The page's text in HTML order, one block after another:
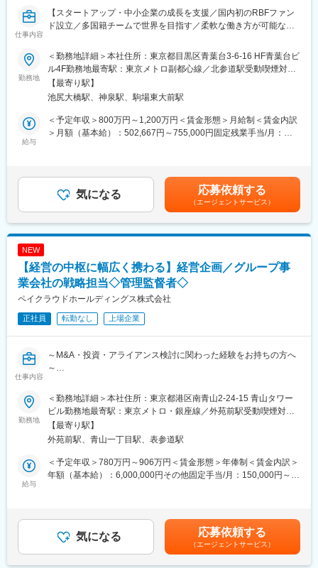
・キャリア形成支援およびマネジメント層の育成
・現場課題の把握、改善提案および実行
◎組織改革・組織開発
・管理職マネジメントの強化
・評価制度の浸透および運用改善
・組織課題の発見と改善施策の立案・推進
・拠点全体のエンゲージメント向上施策の企画・実行
・継続的な事業成長を見据えた組織基盤の構築
活躍いただくことを想定しています。
■組織構成：営業部5名、エンジニア約180～200名（協力会社含
に携われます。
・営業・SES双方の組織を統括し、大きな裁量を持って組織づく
りを推進できます。
ため、経営視点でのキャリア形成が可能です。
変更の範囲：会社の定める業務
仕事内容
【スタートアップ・中小企業の成長を支援／国内初のRBFファン
ド設立／多国籍チームで世界を目指す／柔軟な働き方が可能な環
■職務概要：
当社の管理部門責任者候補として、コーポレート業務全般の推
進・体制強化をお任せします。CFOや関連メンバー、外部リソー
スと連携しながら、経理・財務、法務、会議体運営、規程整備、
自動化推進、上場準備対応など幅広い業務をディレクション・実
行いただきます。事業成長に不可欠な基盤構築を担い、組織全体
・財務・経理・労務の月次業務の管理、決算業務（月次・四半
期・年次）、資金管理（支払・入金）
・契約書や文書管理、社外専門家（税理士・社労士・弁護士等）
・他部署との連携・協力体制構築
・上場準備、IR対応、証券会社・監査法人との折衝、SO設計・管
理
■扱うサービス：
トフォーム「Yoii Fuel」や、RBFファンド事業の管理部門運営
・CFO以下計5名となります。
■業務の魅力：
・国内初のRBFファンド設立など新規性の高い事業に携われ、組
■就業環境：
・成長企業を資金面から支援するミッションのもと、多様な専門
性と国際色豊かなメンバーが集まる挑戦的な環境です。
勤務地
＜勤務地詳細＞本社住所：東京都目黒区青葉台3-6-16 HF青葉台ビ
ル4F勤務地最寄駅：東京メトロ副都心線／北参道駅受動喫煙対
策：屋内全面禁煙変更の範囲：会社の定める事業所（リモートワ
ーク含む）
【最寄り駅】
池尻大橋駅、神泉駅、駒場東大前駅
給与
＜予定年収＞800万円～1,200万円＜賃金形態＞月給制＜賃金内訳
＞月額（基本給）：502,667円～755,000円固定残業手当/月：
ご経験・スキルによって決定賃金はあくまでも目安の金額であ
り、選考を通じて上下する可能性があります。月給(月額)は固定手
当を含めた表記です。
気になる 応募依頼する
（エージェントサービス）
NEW
【経営の中枢に幅広く携わる】経営企画／グループ事
業会社の戦略担当◇管理監督者◇
ペイクラウドホールディングス株式会社
正社員 転勤なし 上場企業
仕事内容
～M&A・投資・アライアンス検討に関わった経験をお持ちの方へ
～
■募集背景
・グループ拡大に伴う、子会社の経営管理・戦略機能の強化
・経営層と並走して中長期の事業成長を牽引する専任ポジション
の新設
■業務概要
ペイクラウドホールディングスは、グループ各社の経営・事業を
年間取扱高1兆円を超える「独自Pay」の発行支援を核に、デジタ
ルサイネージや販促ツールを組み合わせた「集客から決済までの
勤務地
＜勤務地詳細＞本社住所：東京都港区南青山2-24-15 青山タワー
ビル勤務地最寄駅：東京メトロ・銀座線／外苑前駅受動喫煙対
策：敷地内全面禁煙変更の範囲：会社の定める事業所（リモート
ワーク含む）
【最寄り駅】
外苑前駅、青山一丁目駅、表参道駅
給与
＜予定年収＞780万円～906万円＜賃金形態＞年俸制＜賃金内訳＞
年額（基本給）：6,000,000円その他固定手当/月：150,000円～
賃金はあくまでも目安の金額であり、選考を通じて上下する可能
性があります。月給(月額)は固定手当を含めた表記です。
気になる 応募依頼する
（エージェントサービス）